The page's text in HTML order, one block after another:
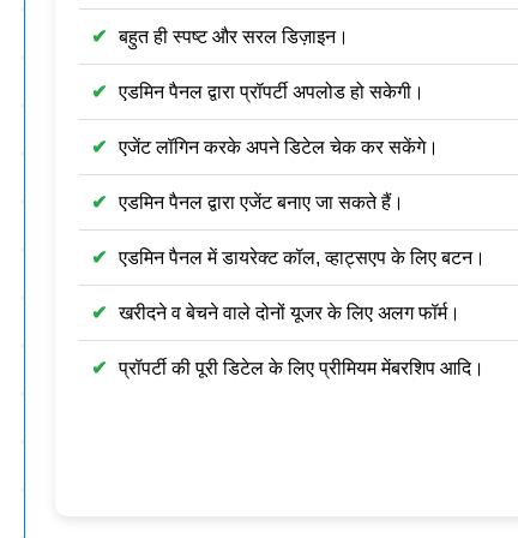
बहुत ही स्पष्ट और सरल डिज़ाइन।
एडमिन पैनल द्वारा प्रॉपर्टी अपलोड हो सकेगी।
एजेंट लॉगिन करके अपने डिटेल चेक कर सकेंगे।
एडमिन पैनल द्वारा एजेंट बनाए जा सकते हैं।
एडमिन पैनल में डायरेक्ट कॉल, व्हाट्सएप के लिए बटन।
खरीदने व बेचने वाले दोनों यूजर के लिए अलग फॉर्म।
प्रॉपर्टी की पूरी डिटेल के लिए प्रीमियम मेंबरशिप आदि।